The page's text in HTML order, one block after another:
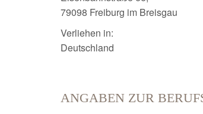
79098 Freiburg im Breisgau
Verliehen in:
Deutschland
ANGABEN ZUR